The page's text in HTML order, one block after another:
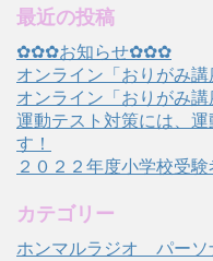
最近の投稿
✿✿✿お知らせ✿✿✿
オンライン「おりがみ講
オンライン「おりがみ
運動テスト対策には、
す！
２０２２年度小学校受
カテゴリー
ホンマルラジオ パーソ